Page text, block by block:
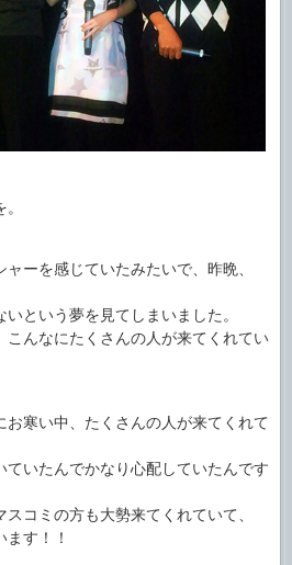
ーを感じていたみたいで、昨晩、
という夢を見てしまいました。
んなにたくさんの人が来てくれてい
寒い中、たくさんの人が来てくれて
いたんでかなり心配していたんです
コミの方も大勢来てくれていて、
す！！